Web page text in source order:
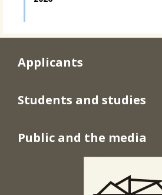
Applicants
Students and studies
Public and the media